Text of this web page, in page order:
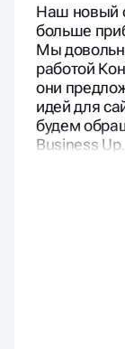
Наш новый
больше
Мы
работой
они
идей для
будем
Business Up.